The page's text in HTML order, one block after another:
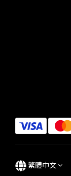
繁體中文